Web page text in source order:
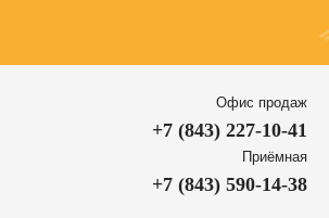
Офис продаж
+7 (843) 227-10-41
Приёмная
+7 (843) 590-14-38